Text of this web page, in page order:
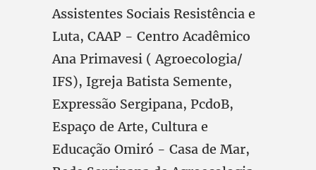
Assistentes Sociais Resistência e
Luta, CAAP - Centro Acadêmico
Ana Primavesi ( Agroecologia/
IFS), Igreja Batista Semente,
Expressão Sergipana, PcdoB,
Espaço de Arte, Cultura e
Educação Omiró - Casa de Mar,